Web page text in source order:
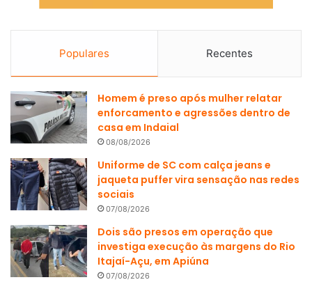
Populares Recentes
Homem é preso após mulher relatar
enforcamento e agressões dentro de
casa em Indaial
08/08/2026
Uniforme de SC com calça jeans e
jaqueta puffer vira sensação nas redes
sociais
07/08/2026
Dois são presos em operação que
investiga execução às margens do Rio
Itajaí-Açu, em Apiúna
07/08/2026